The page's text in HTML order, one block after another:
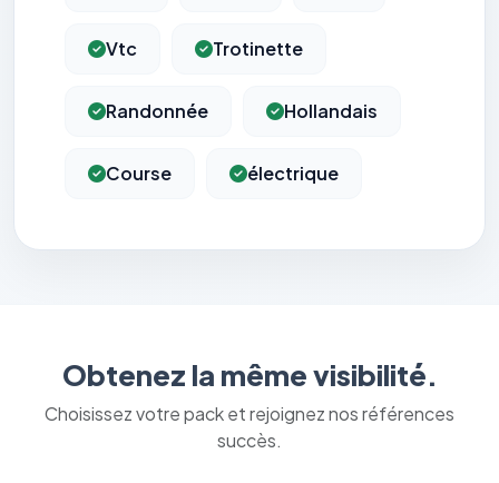
Vtc Trotinette
Randonnée Hollandais
Course électrique
Obtenez la même visibilité.
Choisissez votre pack et rejoignez nos références
succès.